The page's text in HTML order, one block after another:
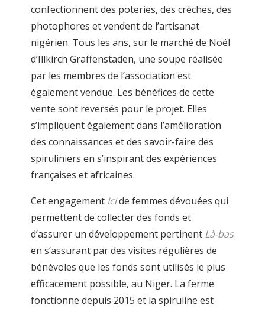
confectionnent des poteries, des crèches, des
photophores et vendent de l’artisanat
nigérien. Tous les ans, sur le marché de Noël
d’Illkirch Graffenstaden, une soupe réalisée
par les membres de l’association est
également vendue. Les bénéfices de cette
vente sont reversés pour le projet. Elles
s’impliquent également dans l’amélioration
des connaissances et des savoir-faire des
spiruliniers en s’inspirant des expériences
françaises et africaines.
Cet engagement Icide femmes dévouées qui
permettent de collecter des fonds et
d’assurer un développement pertinent Là-bas
en s’assurant par des visites régulières de
bénévoles que les fonds sont utilisés le plus
efficacement possible, au Niger. La ferme
fonctionne depuis 2015 et la spiruline est